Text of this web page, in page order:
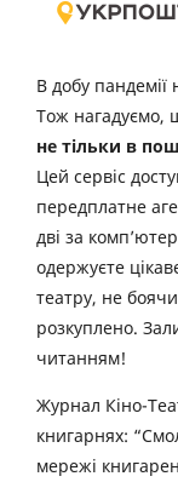
В добу
Тож нагадуємо,
не тільки в
Цей сервіс
передплатне
дві за
одержуєте
театру, не
розкуплено.
читанням!
Журнал Кіно-
книгарнях:
мережі